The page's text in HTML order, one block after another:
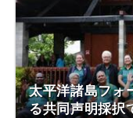
太平洋諸島フォ
る共同声明採択